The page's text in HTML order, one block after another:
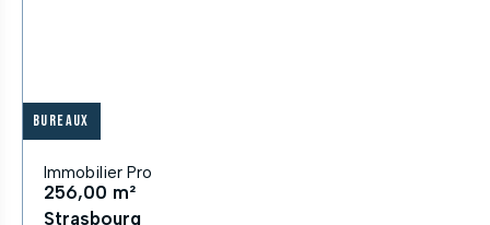
Bureaux
Immobilier Pro
256,00 m²
Strasbourg